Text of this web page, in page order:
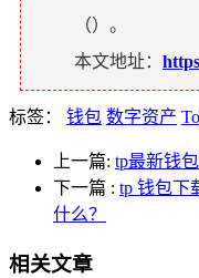
（）。
本文地址：
标签： 钱包 数字资产
上一篇: tp最新钱
下一篇 : tp 钱包下
什么？
相关文章